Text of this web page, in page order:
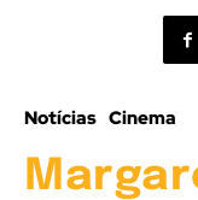
Notícias Cinema